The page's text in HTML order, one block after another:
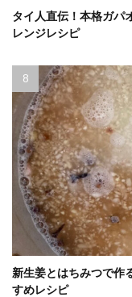
タイ人直伝！本格ガパ
レンジレシピ
新生姜とはちみつで作
すめレシピ